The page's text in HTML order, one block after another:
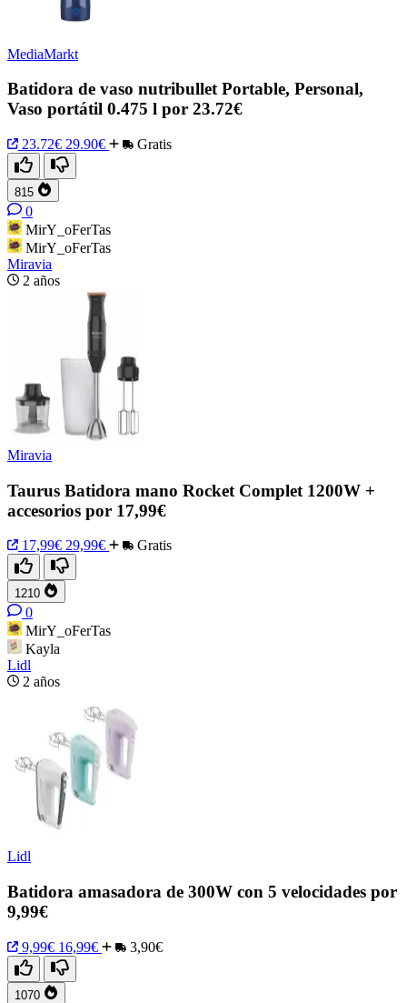
MediaMarkt
Batidora de vaso nutribullet Portable, Personal,
Vaso portátil 0.475 l por 23.72€
23.72€ 29.90€ Gratis
815
0
MirY_oFerTas
MirY_oFerTas
Miravia
2 años
Miravia
Taurus Batidora mano Rocket Complet 1200W +
accesorios por 17,99€
17,99€ 29,99€ Gratis
1210
0
MirY_oFerTas
Kayla
Lidl
2 años
Lidl
Batidora amasadora de 300W con 5 velocidades por
9,99€
9,99€ 16,99€ 3,90€
1070